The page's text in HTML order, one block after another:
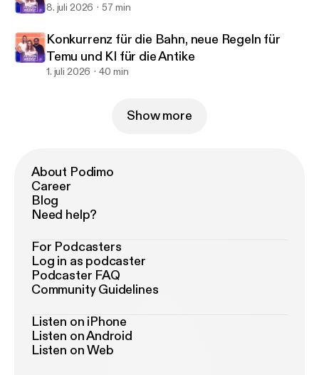
8. juli 2026 57 min
Konkurrenz für die Bahn, neue Regeln für
Temu und KI für die Antike
1. juli 2026 40 min
Show more
About Podimo
Career
Blog
Need help?
For Podcasters
Log in as podcaster
Podcaster FAQ
Community Guidelines
Listen on iPhone
Listen on Android
Listen on Web